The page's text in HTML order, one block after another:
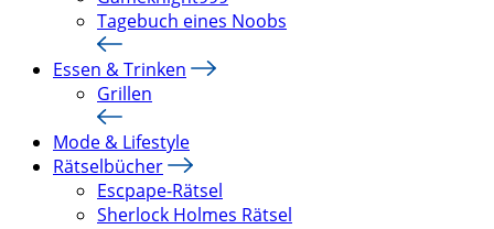
Tagebuch eines Noobs
Essen & Trinken
Grillen
Mode & Lifestyle
Rätselbücher
Escpape-Rätsel
Sherlock Holmes Rätsel